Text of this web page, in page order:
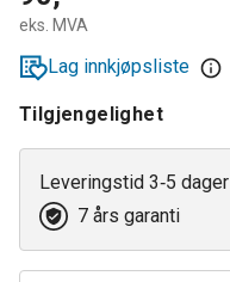
eks. MVA
Lag innkjøpsliste
Tilgjengelighet
Leveringstid 3‑5 dager
7 års garanti